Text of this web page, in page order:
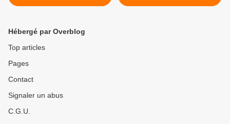
Téléthon >
Hébergé par Overblog
Top articles
Pages
Contact
Signaler un abus
C.G.U.